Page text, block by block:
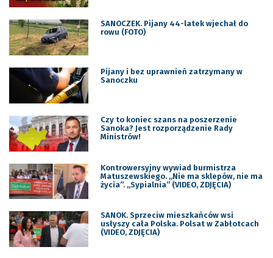
SANOCZEK. Pijany 44-latek wjechał do
rowu (FOTO)
Pijany i bez uprawnień zatrzymany w
Sanoczku
Czy to koniec szans na poszerzenie
Sanoka? Jest rozporządzenie Rady
Ministrów!
Kontrowersyjny wywiad burmistrza
Matuszewskiego. „Nie ma sklepów, nie ma
życia”. „Sypialnia” (VIDEO, ZDJĘCIA)
SANOK. Sprzeciw mieszkańców wsi
usłyszy cała Polska. Polsat w Zabłotcach
(VIDEO, ZDJĘCIA)